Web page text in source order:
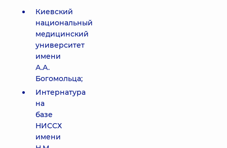
Киевский
национальный
медицинский
университет
имени
А.А.
Богомольца;
Интернатура
на
базе
НИССХ
имени